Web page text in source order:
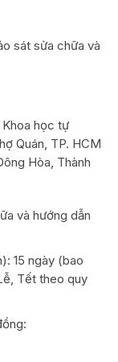
sát sửa chữa và
học tự
Quán, TP. HCM
Hòa, Thành
và hướng dẫn
15 ngày (bao
Tết theo quy